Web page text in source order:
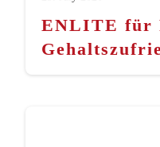
ENLITE für